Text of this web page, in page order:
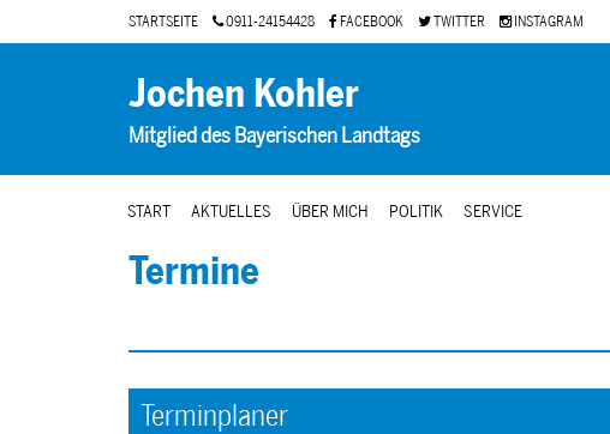
STARTSEITE 0911-24154428 FACEBOOK TWITTER INSTAGRAM
Jochen Kohler
Mitglied des Bayerischen Landtags
START AKTUELLES ÜBER MICH POLITIK SERVICE
Termine
Terminplaner